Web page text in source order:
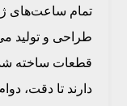
تمام ساعت‌های
طراحی و تولید
قطعات ساخته
دارند تا دقت،